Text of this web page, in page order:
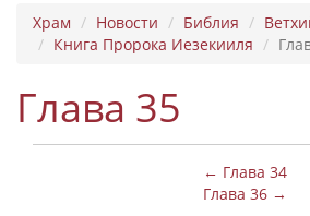
Храм Новости Библия
Книга Пророка Иезекииля
Глава 35
← Глава 34
Глава 36 →